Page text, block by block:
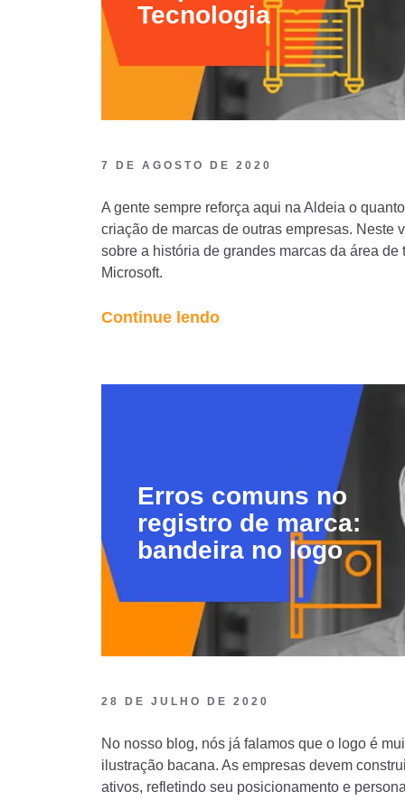
Tecnologia
7 DE AGOSTO DE 2020
A gente sempre reforça aqui na Aldeia o
criação de marcas de outras empresas. Neste
sobre a história de grandes marcas da área
Microsoft.
Continue lendo“História
Empresas
Erros comuns no
registro de marca:
bandeira no logo
28 DE JULHO DE 2020
No nosso blog, nós já falamos que o logo é
ilustração bacana. As empresas devem
ativos, refletindo seu posicionamento e